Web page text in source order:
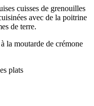
cuisses de grenouilles
avec de la poitrine
de terre.
la moutarde de crémone